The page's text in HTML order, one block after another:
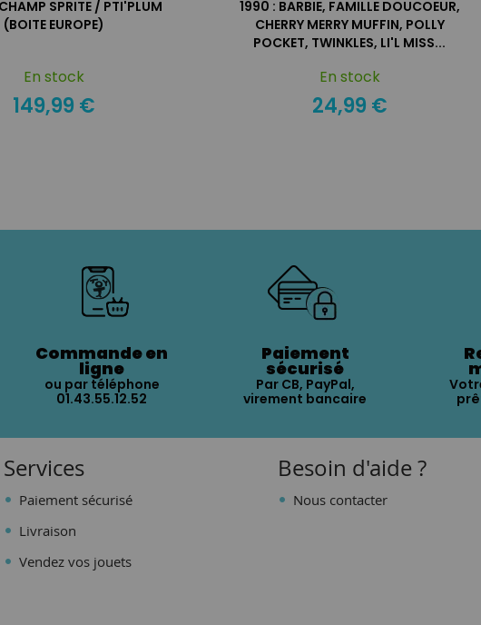
SPRITE / PTI'PLUM
(BOITE EUROPE)
En stock
149,99 €
1990 : BARBIE, FAMILLE DOUCOEUR,
CHERRY MERRY MUFFIN, POLLY
POCKET, TWINKLES, LI'L MISS...
En stock
24,99 €
Commande en
ligne
ou par téléphone
01.43.55.12.52
Paiement
sécurisé
Par CB, PayPal,
virement bancaire
Services
Paiement sécurisé
Livraison
Vendez vos jouets
Besoin d'aide ?
Nous contacter